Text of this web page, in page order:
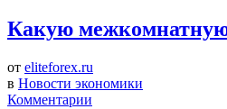
Какую
от eliteforex.ru
в Новости экономики
Комментарии